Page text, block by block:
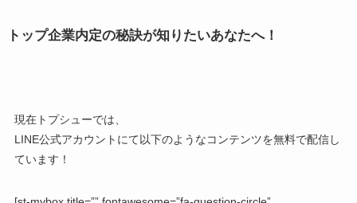
トップ企業内定の秘訣が知りたいあなたへ！
現在トプシューでは、
LINE公式アカウントにて以下のようなコンテンツを無料で配信し
ています！